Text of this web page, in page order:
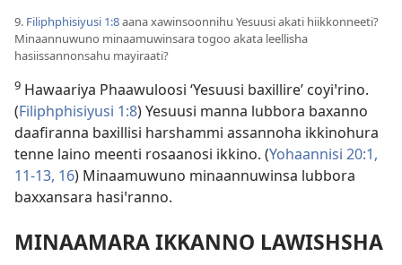
9. Filiphphisiyusi 1:8aana xawinsoonnihu Yesuusi akati hiikkonneeti?
Minaannuwuno minaamuwinsara togoo akata leellisha
hasiissannonsahu mayiraati?
9 Hawaariya Phaawuloosi ‘Yesuusi baxillire’ coyiꞌrino.
(Filiphphisiyusi 1:8) Yesuusi manna lubbora baxanno
daafiranna baxillisi harshammi assannoha ikkinohura
tenne laino meenti rosaanosi ikkino. (Yohaannisi 20:1,
11-13, 16) Minaamuwuno minaannuwinsa lubbora
baxxansara hasiꞌranno.
MINAAMARA IKKANNO LAWISHSHA